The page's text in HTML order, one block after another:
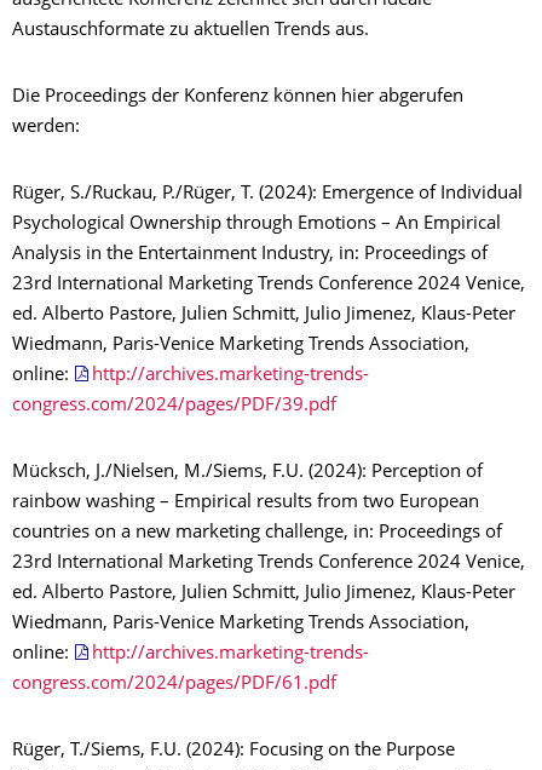
Austauschformate zu aktuellen Trends aus.
Die Proceedings der Konferenz können hier abgerufen
werden:
Rüger, S./Ruckau, P./Rüger, T. (2024): Emergence of Individual
Psychological Ownership through Emotions – An Empirical
Analysis in the Entertainment Industry, in: Proceedings of
23rd International Marketing Trends Conference 2024 Venice,
ed. Alberto Pastore, Julien Schmitt, Julio Jimenez, Klaus-Peter
Wiedmann, Paris-Venice Marketing Trends Association,
online:
http://archives.marketing-trends-
congress.com/2024/pages/PDF/39.pdf
Mücksch, J./Nielsen, M./Siems, F.U. (2024): Perception of
rainbow washing – Empirical results from two European
countries on a new marketing challenge, in: Proceedings of
23rd International Marketing Trends Conference 2024 Venice,
ed. Alberto Pastore, Julien Schmitt, Julio Jimenez, Klaus-Peter
Wiedmann, Paris-Venice Marketing Trends Association,
online:
http://archives.marketing-trends-
congress.com/2024/pages/PDF/61.pdf
Rüger, T./Siems, F.U. (2024): Focusing on the Purpose